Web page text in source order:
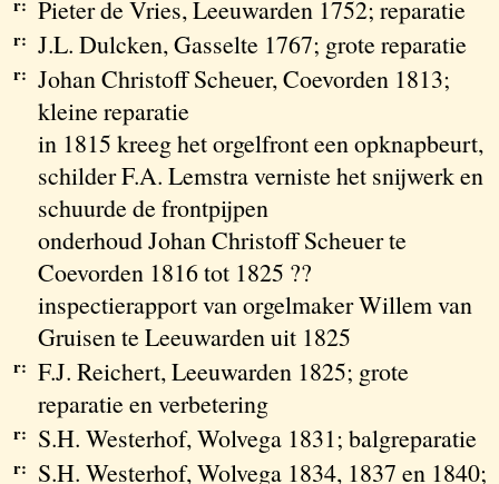
r: Pieter de Vries, Leeuwarden 1752; reparatie
r: J.L. Dulcken, Gasselte 1767; grote reparatie
r: Johan Christoff Scheuer, Coevorden 1813;
kleine reparatie
in 1815 kreeg het orgelfront een opknapbeurt,
schilder F.A. Lemstra verniste het snijwerk en
schuurde de frontpijpen
onderhoud Johan Christoff Scheuer te
Coevorden 1816 tot 1825 ??
inspectierapport van orgelmaker Willem van
Gruisen te Leeuwarden uit 1825
r: F.J. Reichert, Leeuwarden 1825; grote
reparatie en verbetering
r: S.H. Westerhof, Wolvega 1831; balgreparatie
r: S.H. Westerhof, Wolvega 1834, 1837 en 1840;